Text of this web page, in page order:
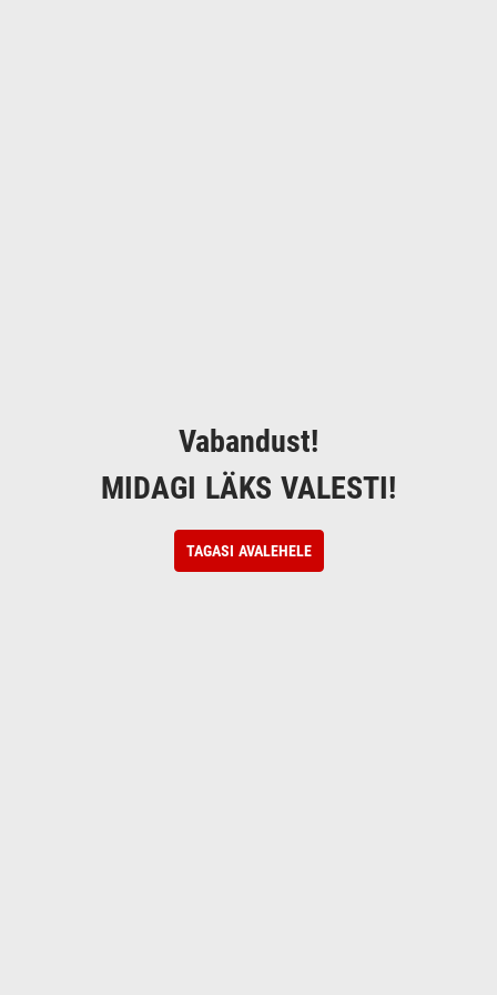
Vabandust!
MIDAGI LÄKS VALESTI!
TAGASI AVALEHELE